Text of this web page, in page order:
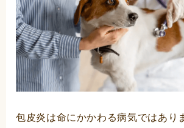
包皮炎は命にかかわる病気ではあり